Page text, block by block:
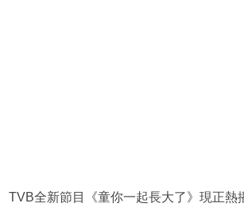
TVB全新節目《童你一起長大了》現正熱